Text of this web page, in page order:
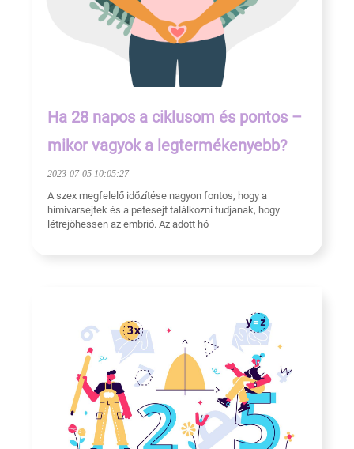
Ha 28 napos a ciklusom és pontos –
mikor vagyok a legtermékenyebb?
2023-07-05 10:05:27
A szex megfelelő időzítése nagyon fontos, hogy a
hímivarsejtek és a petesejt találkozni tudjanak, hogy
létrejöhessen az embrió. Az adott hó